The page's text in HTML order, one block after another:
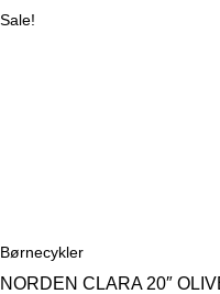
Sale!
Børnecykler
NORDEN CLARA 20″